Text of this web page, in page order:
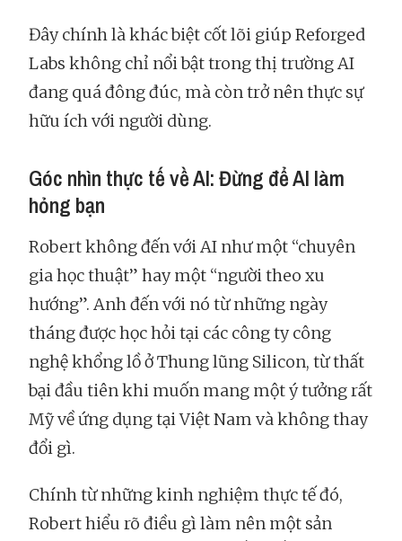
Đây chính là khác biệt cốt lõi giúp Reforged
Labs không chỉ nổi bật trong thị trường AI
đang quá đông đúc, mà còn trở nên thực sự
hữu ích với người dùng.
Góc nhìn thực tế về AI: Đừng để AI làm
hỏng bạn
Robert không đến với AI như một “chuyên
gia học thuật” hay một “người theo xu
hướng”. Anh đến với nó từ những ngày
tháng được học hỏi tại các công ty công
nghệ khổng lồ ở Thung lũng Silicon, từ thất
bại đầu tiên khi muốn mang một ý tưởng rất
Mỹ về ứng dụng tại Việt Nam và không thay
đổi gì.
Chính từ những kinh nghiệm thực tế đó,
Robert hiểu rõ điều gì làm nên một sản